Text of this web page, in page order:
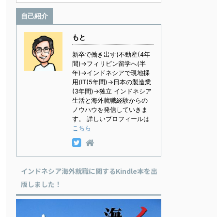
自己紹介
もと
新卒で働き出す(不動産(4年
間)→フィリピン留学へ(半
年)→インドネシアで現地採
用(IT(5年間)→日本の製造業
(3年間)→独立 インドネシア
生活と海外就職経験からの
ノウハウを発信していきま
す。 詳しいプロフィールは
こちら
インドネシア海外就職に関するKindle本を出
版しました！